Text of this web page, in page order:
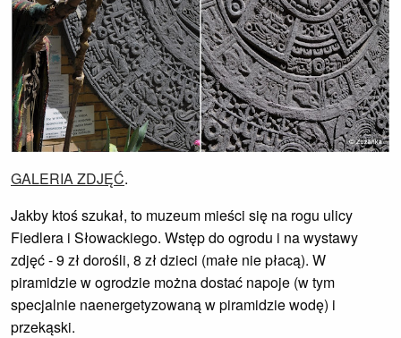
GALERIA ZDJĘĆ.
Jakby ktoś szukał, to muzeum mieści się na rogu ulicy
Fiedlera i Słowackiego. Wstęp do ogrodu i na wystawy
zdjęć - 9 zł dorośli, 8 zł dzieci (małe nie płacą). W
piramidzie w ogrodzie można dostać napoje (w tym
specjalnie naenergetyzowaną w piramidzie wodę) i
przekąski.